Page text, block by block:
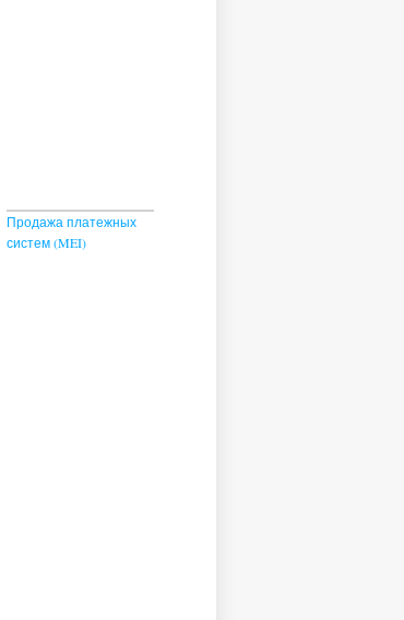
Продажа платежных
систем (MEI)